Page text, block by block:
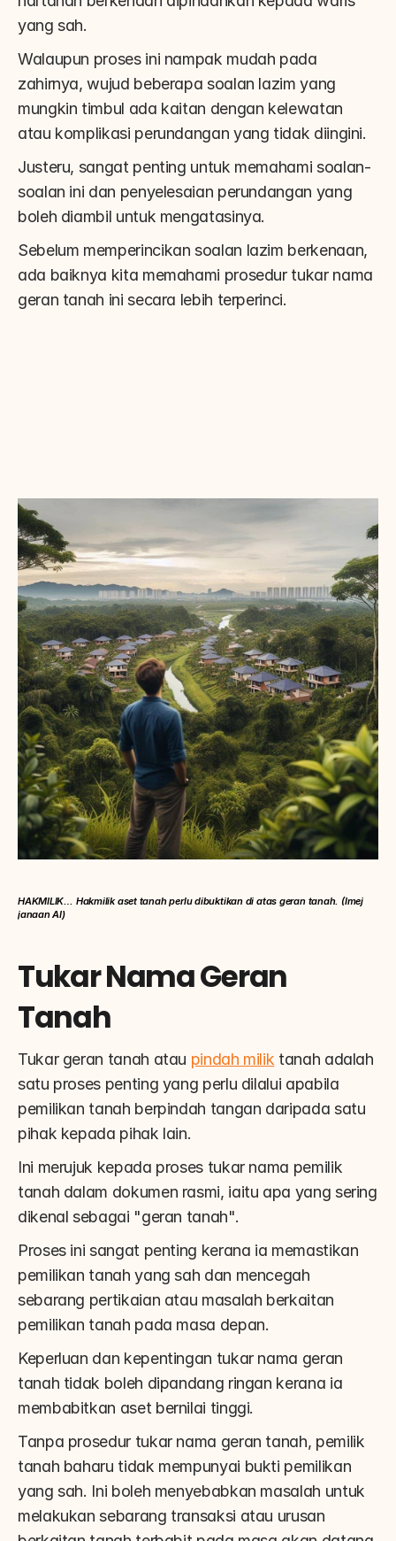
yang sah.
Walaupun proses ini nampak mudah pada
zahirnya, wujud beberapa soalan lazim yang
mungkin timbul ada kaitan dengan kelewatan
atau komplikasi perundangan yang tidak diingini.
Justeru, sangat penting untuk memahami soalan-
soalan ini dan penyelesaian perundangan yang
boleh diambil untuk mengatasinya.
Sebelum memperincikan soalan lazim berkenaan,
ada baiknya kita memahami prosedur tukar nama
geran tanah ini secara lebih terperinci.
HAKMILIK… Hakmilik aset tanah perlu dibuktikan di atas geran tanah. (Imej
janaan AI)
Tukar Nama Geran
Tanah
Tukar geran tanah atau pindah milik tanah adalah
satu proses penting yang perlu dilalui apabila
pemilikan tanah berpindah tangan daripada satu
pihak kepada pihak lain.
Ini merujuk kepada proses tukar nama pemilik
tanah dalam dokumen rasmi, iaitu apa yang sering
dikenal sebagai "geran tanah".
Proses ini sangat penting kerana ia memastikan
pemilikan tanah yang sah dan mencegah
sebarang pertikaian atau masalah berkaitan
pemilikan tanah pada masa depan.
Keperluan dan kepentingan tukar nama geran
tanah tidak boleh dipandang ringan kerana ia
membabitkan aset bernilai tinggi.
Tanpa prosedur tukar nama geran tanah, pemilik
tanah baharu tidak mempunyai bukti pemilikan
yang sah. Ini boleh menyebabkan masalah untuk
melakukan sebarang transaksi atau urusan